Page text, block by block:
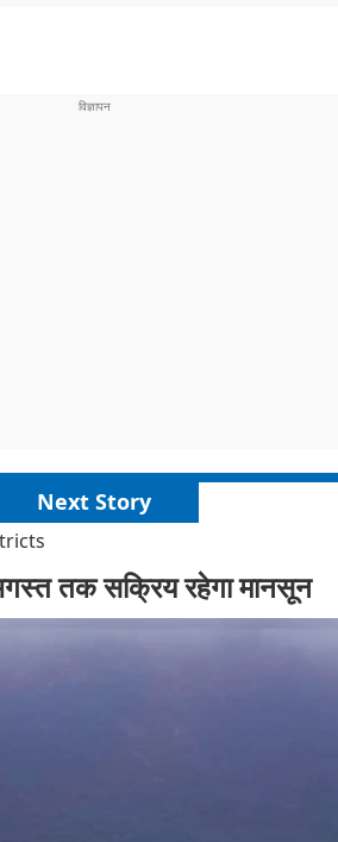
Next Story
तक सक्रिय रहेगा मानसून